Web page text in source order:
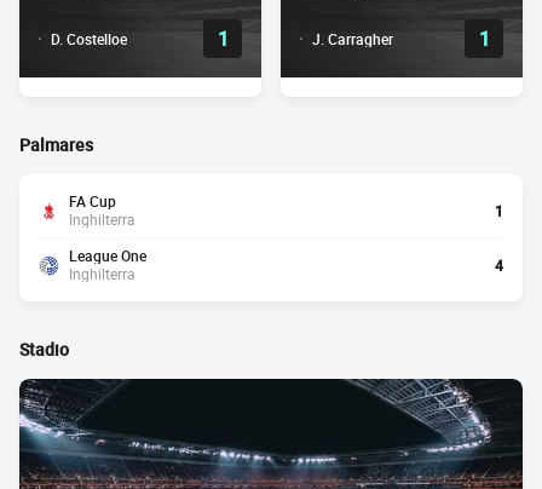
D. Costelloe 1 J. Carragher 1
Palmares
FA Cup
Inghilterra
1
League One
Inghilterra
4
Stadio